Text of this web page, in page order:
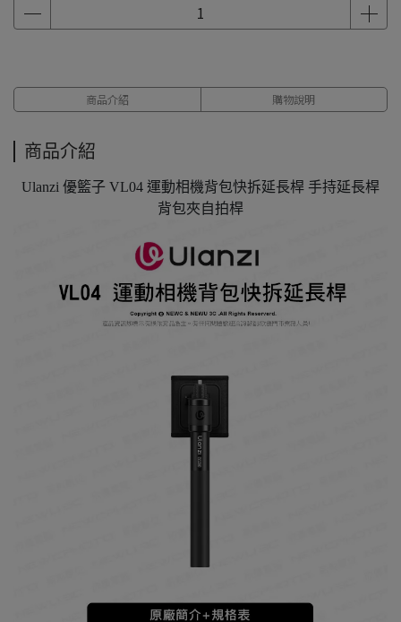
商品介紹 購物說明
商品介紹
Ulanzi 優籃子 VL04 運動相機背包快拆延長桿 手持延長桿
背包夾自拍桿